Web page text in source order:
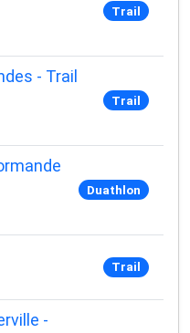
Trail
- Trail
Trail
Duathlon
Trail
-